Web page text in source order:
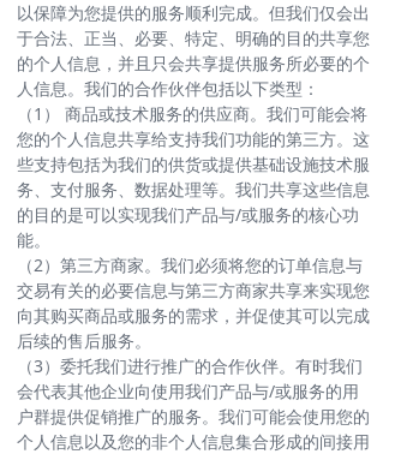
以保障为您提供的服务顺利完成。但我们仅会出
于合法、正当、必要、特定、明确的目的共享您
的个人信息，并且只会共享提供服务所必要的个
人信息。我们的合作伙伴包括以下类型：
（1） 商品或技术服务的供应商。我们可能会将
您的个人信息共享给支持我们功能的第三方。这
些支持包括为我们的供货或提供基础设施技术服
务、支付服务、数据处理等。我们共享这些信息
的目的是可以实现我们产品与/或服务的核心功
能。
（2）第三方商家。我们必须将您的订单信息与
交易有关的必要信息与第三方商家共享来实现您
向其购买商品或服务的需求，并促使其可以完成
后续的售后服务。
（3）委托我们进行推广的合作伙伴。有时我们
会代表其他企业向使用我们产品与/或服务的用
户群提供促销推广的服务。我们可能会使用您的
个人信息以及您的非个人信息集合形成的间接用